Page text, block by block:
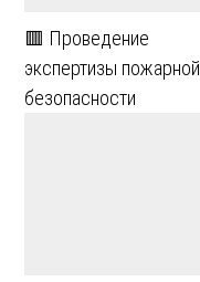
🟥 Проведение
экспертизы пожарной
безопасности